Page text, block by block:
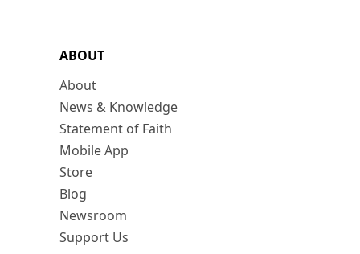
ABOUT
About
News & Knowledge
Statement of Faith
Mobile App
Store
Blog
Newsroom
Support Us